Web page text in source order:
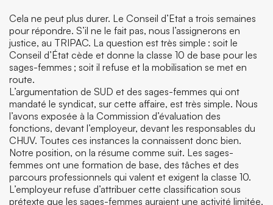
Cela ne peut plus durer. Le Conseil d’Etat a trois semaines
pour répondre. S’il ne le fait pas, nous l’assignerons en
justice, au TRIPAC. La question est très simple : soit le
Conseil d’État cède et donne la classe 10 de base pour les
sages-femmes ; soit il refuse et la mobilisation se met en
route.
L’argumentation de SUD et des sages-femmes qui ont
mandaté le syndicat, sur cette affaire, est très simple. Nous
l’avons exposée à la Commission d’évaluation des
fonctions, devant l’employeur, devant les responsables du
CHUV. Toutes ces instances la connaissent donc bien.
Notre position, on la résume comme suit. Les sages-
femmes ont une formation de base, des tâches et des
parcours professionnels qui valent et exigent la classe 10.
L’employeur refuse d’attribuer cette classification sous
prétexte que les sages-femmes auraient une activité limitée,